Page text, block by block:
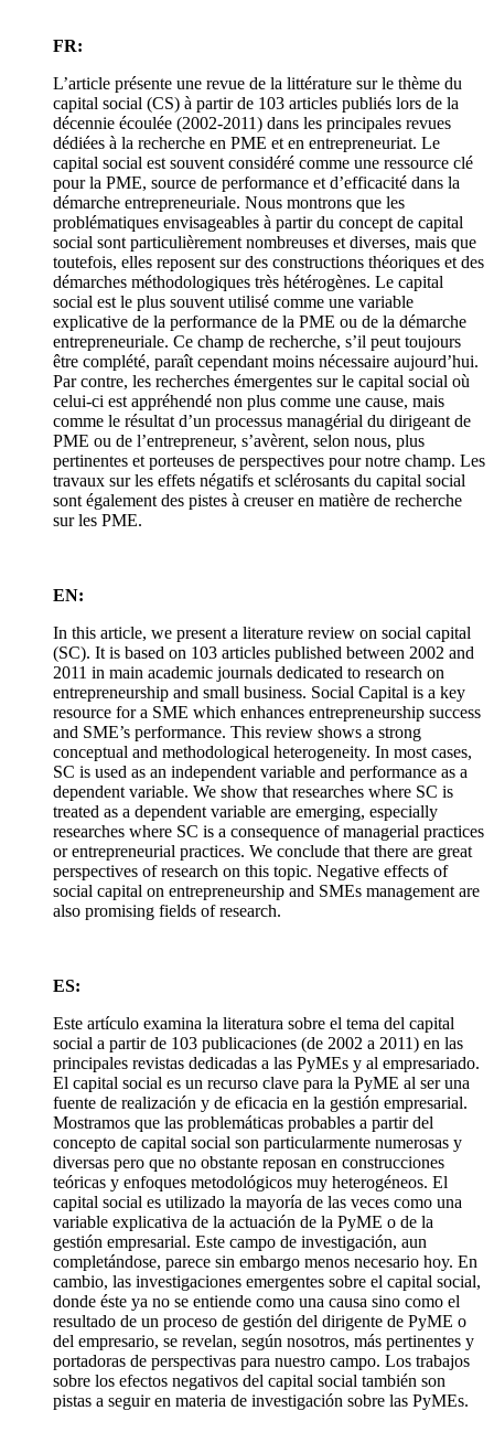
FR:
L’article présente une revue de la littérature sur le thème du
capital social (CS) à partir de 103 articles publiés lors de la
décennie écoulée (2002-2011) dans les principales revues
dédiées à la recherche en PME et en entrepreneuriat. Le
capital social est souvent considéré comme une ressource clé
pour la PME, source de performance et d’efficacité dans la
démarche entrepreneuriale. Nous montrons que les
problématiques envisageables à partir du concept de capital
social sont particulièrement nombreuses et diverses, mais que
toutefois, elles reposent sur des constructions théoriques et des
démarches méthodologiques très hétérogènes. Le capital
social est le plus souvent utilisé comme une variable
explicative de la performance de la PME ou de la démarche
entrepreneuriale. Ce champ de recherche, s’il peut toujours
être complété, paraît cependant moins nécessaire aujourd’hui.
Par contre, les recherches émergentes sur le capital social où
celui-ci est appréhendé non plus comme une cause, mais
comme le résultat d’un processus managérial du dirigeant de
PME ou de l’entrepreneur, s’avèrent, selon nous, plus
pertinentes et porteuses de perspectives pour notre champ. Les
travaux sur les effets négatifs et sclérosants du capital social
sont également des pistes à creuser en matière de recherche
sur les PME.
EN:
In this article, we present a literature review on social capital
(SC). It is based on 103 articles published between 2002 and
2011 in main academic journals dedicated to research on
entrepreneurship and small business. Social Capital is a key
resource for a SME which enhances entrepreneurship success
and SME’s performance. This review shows a strong
conceptual and methodological heterogeneity. In most cases,
SC is used as an independent variable and performance as a
dependent variable. We show that researches where SC is
treated as a dependent variable are emerging, especially
researches where SC is a consequence of managerial practices
or entrepreneurial practices. We conclude that there are great
perspectives of research on this topic. Negative effects of
social capital on entrepreneurship and SMEs management are
also promising fields of research.
ES:
Este artículo examina la literatura sobre el tema del capital
social a partir de 103 publicaciones (de 2002 a 2011) en las
principales revistas dedicadas a las PyMEs y al empresariado.
El capital social es un recurso clave para la PyME al ser una
fuente de realización y de eficacia en la gestión empresarial.
Mostramos que las problemáticas probables a partir del
concepto de capital social son particularmente numerosas y
diversas pero que no obstante reposan en construcciones
teóricas y enfoques metodológicos muy heterogéneos. El
capital social es utilizado la mayoría de las veces como una
variable explicativa de la actuación de la PyME o de la
gestión empresarial. Este campo de investigación, aun
completándose, parece sin embargo menos necesario hoy. En
cambio, las investigaciones emergentes sobre el capital social,
donde éste ya no se entiende como una causa sino como el
resultado de un proceso de gestión del dirigente de PyME o
del empresario, se revelan, según nosotros, más pertinentes y
portadoras de perspectivas para nuestro campo. Los trabajos
sobre los efectos negativos del capital social también son
pistas a seguir en materia de investigación sobre las PyMEs.